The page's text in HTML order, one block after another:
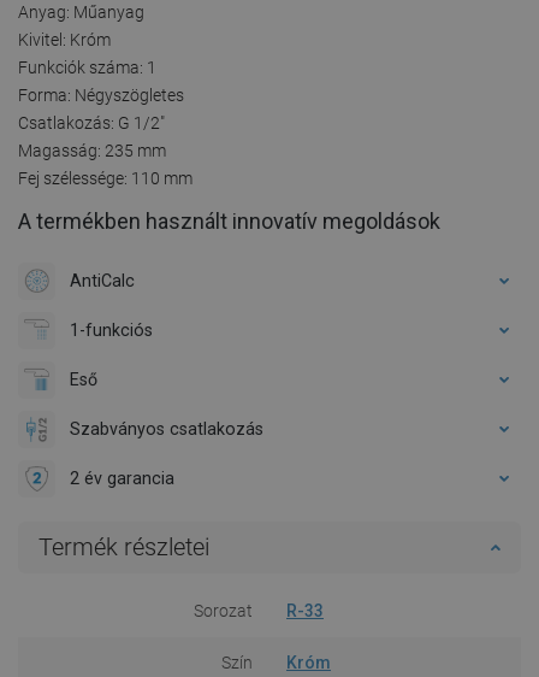
Anyag: Műanyag
Kivitel: Króm
Funkciók száma: 1
Forma: Négyszögletes
Csatlakozás: G 1/2"
Magasság: 235 mm
Fej szélessége: 110 mm
A termékben használt innovatív megoldások
AntiCalc
1-funkciós
Eső
Szabványos csatlakozás
2 év garancia
Termék részletei
Sorozat R-33
Szín Króm